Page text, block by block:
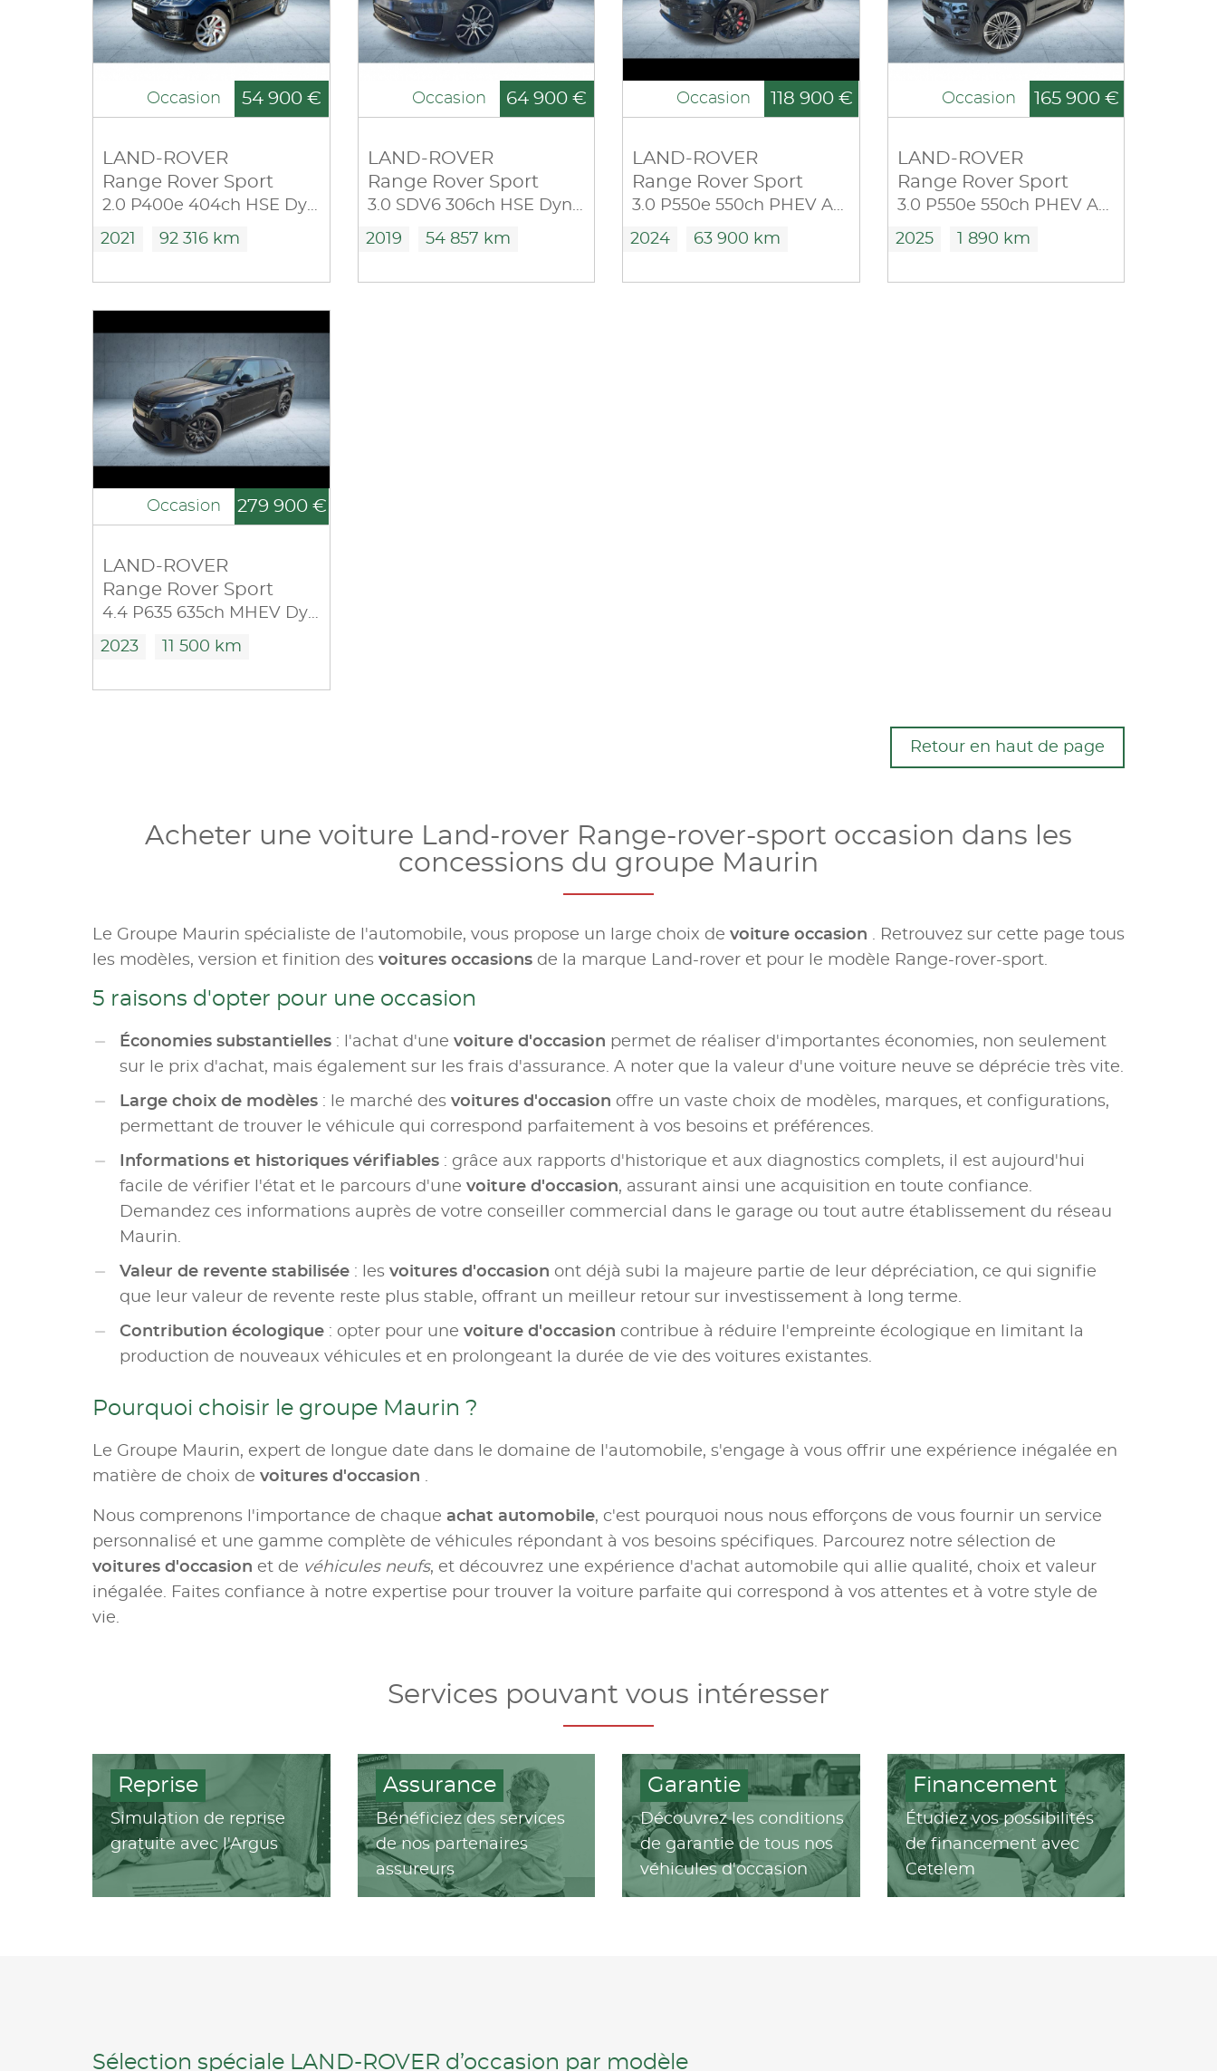
Occasion 54 900 €
LAND-ROVER
Range Rover Sport
2.0 P400e 404ch HSE Dynamic Mark IX
2021 92 316 km
Occasion 64 900 €
LAND-ROVER
Range Rover Sport
3.0 SDV6 306ch HSE Dynamic Mark VII
2019 54 857 km
Occasion 118 900 €
LAND-ROVER
Range Rover Sport
3.0 P550e 550ch PHEV Autobiography
2024 63 900 km
Occasion 165 900 €
LAND-ROVER
Range Rover Sport
3.0 P550e 550ch PHEV Autobiography
2025 1 890 km
Occasion 279 900 €
LAND-ROVER
Range Rover Sport
4.4 P635 635ch MHEV Dynamic SV Edit One Obsidian Black Gloss
2023 11 500 km
Retour en haut de page
Acheter une voiture Land-rover Range-rover-sport occasion dans les
concessions du groupe Maurin
Le Groupe Maurin spécialiste de l'automobile, vous propose un large choix de voiture occasion . Retrouvez sur cette page tous
les modèles, version et finition des voitures occasions de la marque Land-rover et pour le modèle Range-rover-sport.
5 raisons d'opter pour une occasion
Économies substantielles : l'achat d'une voiture d'occasion permet de réaliser d'importantes économies, non seulement
sur le prix d'achat, mais également sur les frais d'assurance. A noter que la valeur d'une voiture neuve se déprécie très vite.
Large choix de modèles : le marché des voitures d'occasion offre un vaste choix de modèles, marques, et configurations,
permettant de trouver le véhicule qui correspond parfaitement à vos besoins et préférences.
Informations et historiques vérifiables : grâce aux rapports d'historique et aux diagnostics complets, il est aujourd'hui
facile de vérifier l'état et le parcours d'une voiture d'occasion, assurant ainsi une acquisition en toute confiance.
Demandez ces informations auprès de votre conseiller commercial dans le garage ou tout autre établissement du réseau
Maurin.
Valeur de revente stabilisée : les voitures d'occasion ont déjà subi la majeure partie de leur dépréciation, ce qui signifie
que leur valeur de revente reste plus stable, offrant un meilleur retour sur investissement à long terme.
Contribution écologique : opter pour une voiture d'occasion contribue à réduire l'empreinte écologique en limitant la
production de nouveaux véhicules et en prolongeant la durée de vie des voitures existantes.
Pourquoi choisir le groupe Maurin ?
Le Groupe Maurin, expert de longue date dans le domaine de l'automobile, s'engage à vous offrir une expérience inégalée en
matière de choix de voitures d'occasion .
Nous comprenons l'importance de chaque achat automobile, c'est pourquoi nous nous efforçons de vous fournir un service
personnalisé et une gamme complète de véhicules répondant à vos besoins spécifiques. Parcourez notre sélection de
voitures d'occasion et de véhicules neufs, et découvrez une expérience d'achat automobile qui allie qualité, choix et valeur
inégalée. Faites confiance à notre expertise pour trouver la voiture parfaite qui correspond à vos attentes et à votre style de
vie.
Services pouvant vous intéresser
Reprise
Simulation de reprise
gratuite avec l'Argus
Assurance
Bénéficiez des services
de nos partenaires
assureurs
Garantie
Découvrez les conditions
de garantie de tous nos
véhicules d'occasion
Financement
Étudiez vos possibilités
de financement avec
Cetelem
Sélection spéciale LAND-ROVER d’occasion par modèle